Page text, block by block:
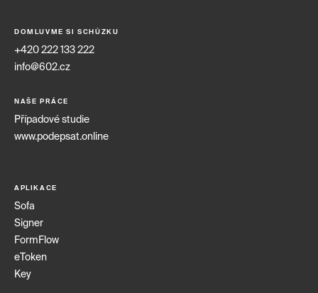
DOMLUVME SI SCHŮZKU
+420 222 133 222
info@602.cz
NAŠE PRÁCE
Případové studie
www.podepsat.online
APLIKACE
Sofa
Signer
FormFlow
eToken
Key